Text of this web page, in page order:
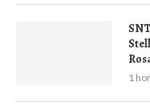
1